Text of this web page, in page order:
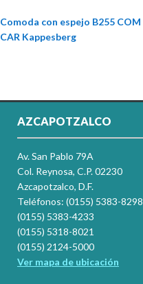
Comoda con espejo B255 COM
CAR Kappesberg
AZCAPOTZALCO
Av. San Pablo 79A
Col. Reynosa, C.P. 02230
Azcapotzalco, D.F.
Teléfonos: (0155) 5383-8298
(0155) 5383-4233
(0155) 5318-8021
(0155) 2124-5000
Ver mapa de ubicación